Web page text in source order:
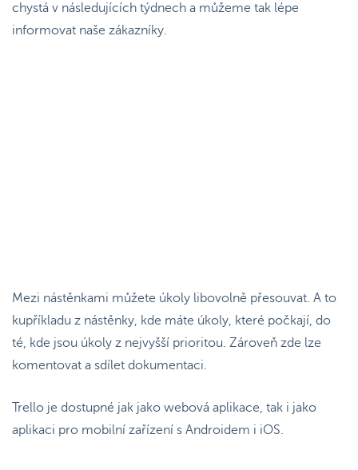
chystá v následujících týdnech a můžeme tak lépe
informovat naše zákazníky.
Mezi nástěnkami můžete úkoly libovolně přesouvat. A to
kupříkladu z nástěnky, kde máte úkoly, které počkají, do
té, kde jsou úkoly z nejvyšší prioritou. Zároveň zde lze
komentovat a sdílet dokumentaci.
Trello je dostupné jak jako webová aplikace, tak i jako
aplikaci pro mobilní zařízení s Androidem i iOS.